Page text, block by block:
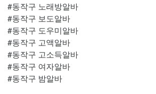
#동작구 노래방알바
#동작구 보도알바
#동작구 도우미알바
#동작구 고액알바
#동작구 고소득알바
#동작구 여자알바
#동작구 밤알바